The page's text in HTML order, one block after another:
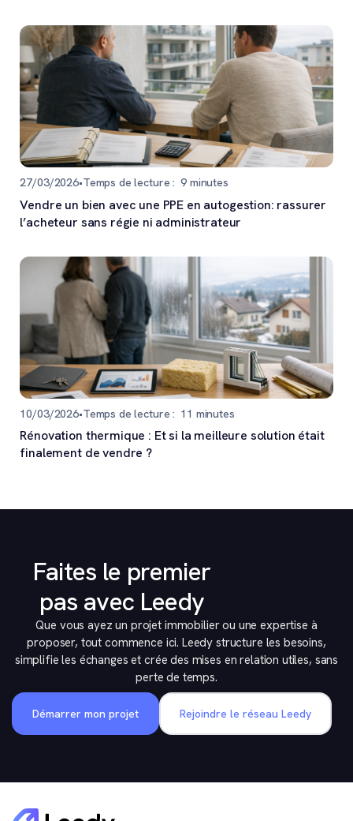
27/03/2026•Temps de lecture : 9minutes
Vendre un bien avec une PPE en autogestion: rassurer
l’acheteur sans régie ni administrateur
10/03/2026•Temps de lecture : 11 minutes
Rénovation thermique : Et si la meilleure solution était
finalement de vendre ?
Faites le premier
pas avec Leedy
Que vous ayez un projet immobilier ou une expertise à
proposer, tout commence ici. Leedy structure les besoins,
simplifie les échanges et crée des mises en relation utiles, sans
perte de temps.
Démarrer mon projet Rejoindre le réseau Leedy